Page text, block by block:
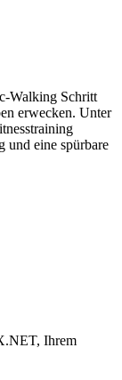
Walking Schritt
erwecken. Unter
und eine spürbare
Ihrem